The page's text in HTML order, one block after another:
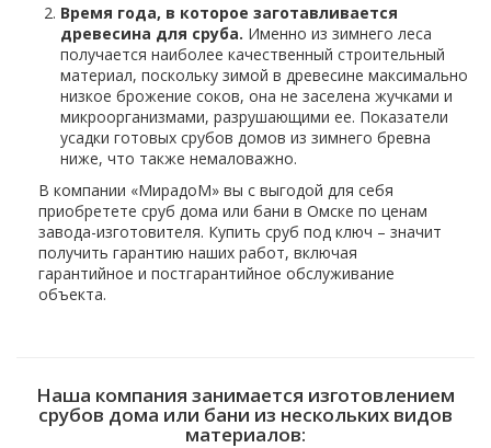
Время года, в которое заготавливается
древесина для сруба. Именно из зимнего леса
получается наиболее качественный строительный
материал, поскольку зимой в древесине максимально
низкое брожение соков, она не заселена жучками и
микроорганизмами, разрушающими ее. Показатели
усадки готовых срубов домов из зимнего бревна
ниже, что также немаловажно.
В компании «МирадоМ» вы с выгодой для себя
приобретете сруб дома или бани в Омске по ценам
завода-изготовителя. Купить сруб под ключ – значит
получить гарантию наших работ, включая
гарантийное и постгарантийное обслуживание
объекта.
Наша компания занимается изготовлением
срубов дома или бани из нескольких видов
материалов: